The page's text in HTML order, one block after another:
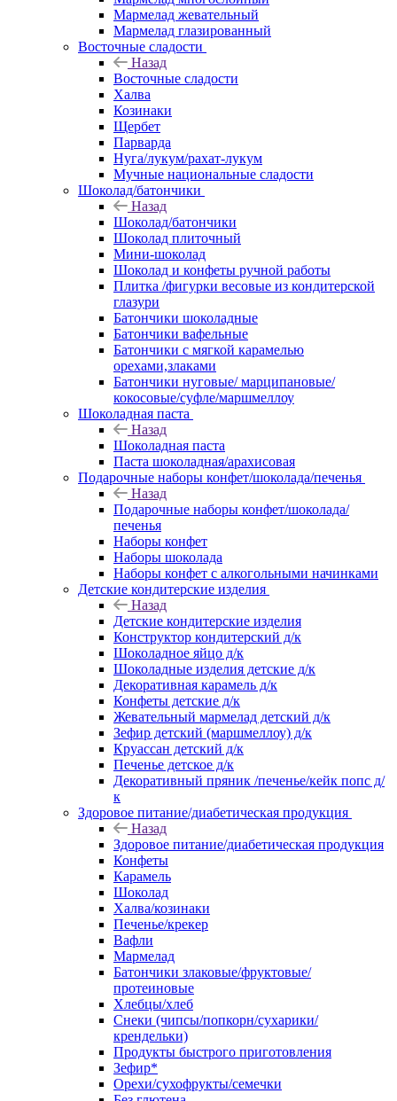
Мармелад жевательный
Мармелад глазированный
Восточные сладости
Назад
Восточные сладости
Халва
Козинаки
Щербет
Парварда
Нуга/лукум/рахат-лукум
Мучные национальные сладости
Шоколад/батончики
Назад
Шоколад/батончики
Шоколад плиточный
Мини-шоколад
Шоколад и конфеты ручной работы
Плитка /фигурки весовые из кондитерской
глазури
Батончики шоколадные
Батончики вафельные
Батончики с мягкой карамелью
орехами,злаками
Батончики нуговые/ марципановые/
кокосовые/суфле/маршмеллоу
Шоколадная паста
Назад
Шоколадная паста
Паста шоколадная/арахисовая
Подарочные наборы конфет/шоколада/печенья
Назад
Подарочные наборы конфет/шоколада/
печенья
Наборы конфет
Наборы шоколада
Наборы конфет с алкогольными начинками
Детские кондитерские изделия
Назад
Детские кондитерские изделия
Конструктор кондитерский д/к
Шоколадное яйцо д/к
Шоколадные изделия детские д/к
Декоративная карамель д/к
Конфеты детские д/к
Жевательный мармелад детский д/к
Зефир детский (маршмеллоу) д/к
Круассан детский д/к
Печенье детское д/к
Декоративный пряник /печенье/кейк попс д/
к
Здоровое питание/диабетическая продукция
Назад
Здоровое питание/диабетическая продукция
Конфеты
Карамель
Шоколад
Халва/козинаки
Печенье/крекер
Вафли
Мармелад
Батончики злаковые/фруктовые/
протеиновые
Хлебцы/хлеб
Снеки (чипсы/попкорн/сухарики/
крендельки)
Продукты быстрого приготовления
Зефир*
Орехи/сухофрукты/семечки